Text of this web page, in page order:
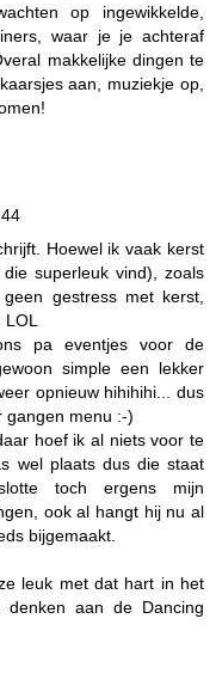
op ingewikkelde,
waar je je achteraf
makkelijke dingen te
aan, muziekje op,
Hoewel ik vaak kerst
superleuk vind), zoals
gestress met kerst,
pa eventjes voor de
simple een lekker
opnieuw hihihihi... dus
gangen menu :-)
hoef ik al niets voor te
wel plaats dus die staat
toch ergens mijn
ook al hangt hij nu al
bijgemaakt.
leuk met dat hart in het
aan de Dancing